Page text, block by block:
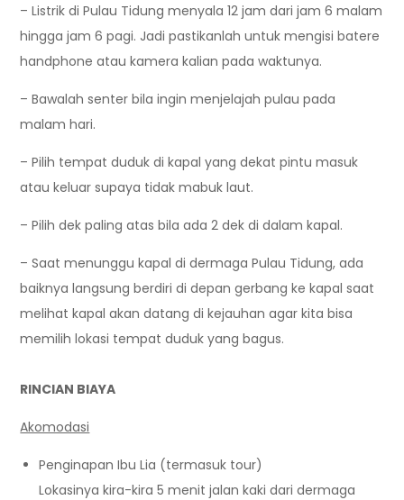
– Listrik di Pulau Tidung menyala 12 jam dari jam 6 malam
hingga jam 6 pagi. Jadi pastikanlah untuk mengisi batere
handphone atau kamera kalian pada waktunya.
– Bawalah senter bila ingin menjelajah pulau pada
malam hari.
– Pilih tempat duduk di kapal yang dekat pintu masuk
atau keluar supaya tidak mabuk laut.
– Pilih dek paling atas bila ada 2 dek di dalam kapal.
– Saat menunggu kapal di dermaga Pulau Tidung, ada
baiknya langsung berdiri di depan gerbang ke kapal saat
melihat kapal akan datang di kejauhan agar kita bisa
memilih lokasi tempat duduk yang bagus.
RINCIAN BIAYA
Akomodasi
Penginapan Ibu Lia (termasuk tour)
Lokasinya kira-kira 5 menit jalan kaki dari dermaga